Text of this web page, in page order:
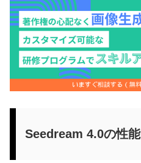
Seedream 4.0の性能